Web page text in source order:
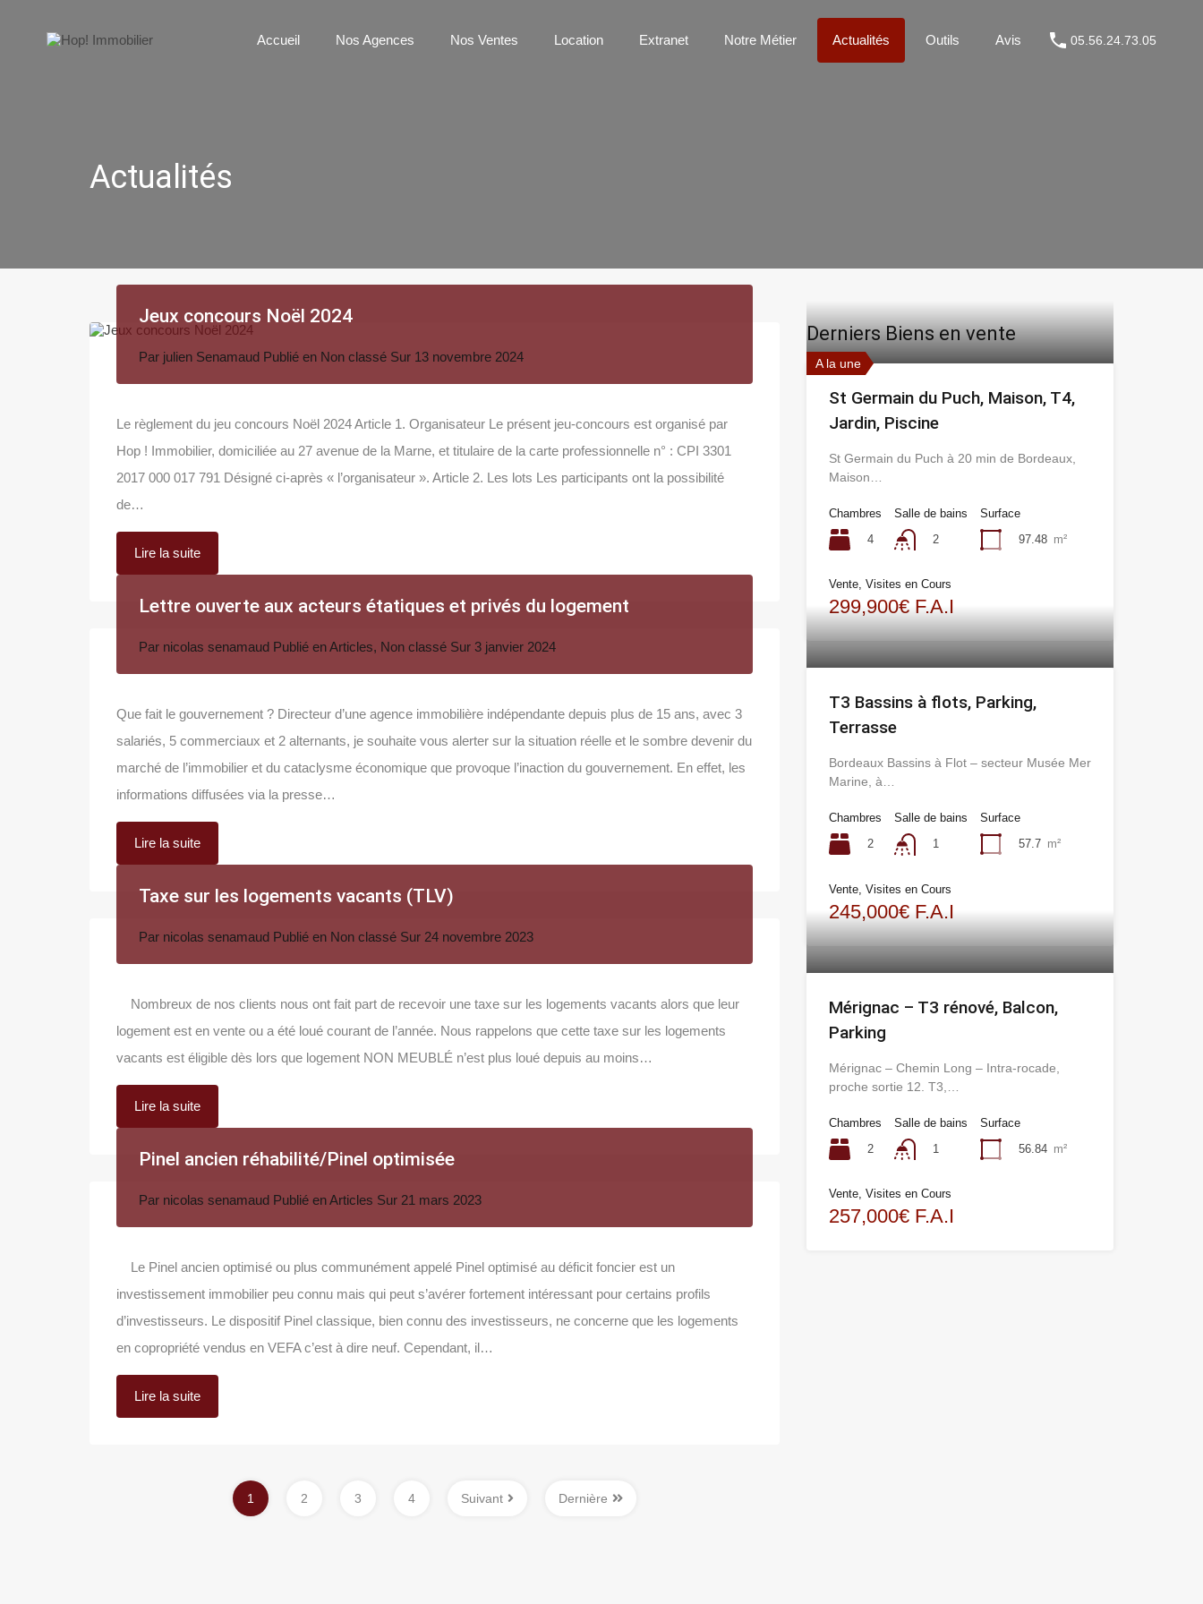
Accueil Nos Agences Nos Ventes Location Extranet Notre Métier Actualités 05.56.24.73.05
Accueil Nos Agences Nos Ventes Location Extranet Notre Métier Actualités Outils Avis 05.56.24.73.05
Actualités
Jeux concours Noël 2024
Par julien Senamaud Publié en Non classé Sur 13 novembre 2024
Le règlement du jeu concours Noël 2024 Article 1. Organisateur Le présent jeu-concours est organisé par
Hop ! Immobilier, domiciliée au 27 avenue de la Marne, et titulaire de la carte professionnelle n° : CPI 3301
2017 000 017 791 Désigné ci-après « l’organisateur ». Article 2. Les lots Les participants ont la possibilité
de…
Lire la suite
Lettre ouverte aux acteurs étatiques et privés du logement
Par nicolas senamaud Publié enArticles, Non classé Sur 3 janvier 2024
Que fait le gouvernement ? Directeur d’une agence immobilière indépendante depuis plus de 15 ans, avec 3
salariés, 5 commerciaux et 2 alternants, je souhaite vous alerter sur la situation réelle et le sombre devenir du
marché de l’immobilier et du cataclysme économique que provoque l’inaction du gouvernement. En effet, les
informations diffusées via la presse…
Lire la suite
Taxe sur les logements vacants (TLV)
Par nicolas senamaud Publié en Non classé Sur 24 novembre 2023
Nombreux de nos clients nous ont fait part de recevoir une taxe sur les logements vacants alors que leur
logement est en vente ou a été loué courant de l’année. Nous rappelons que cette taxe sur les logements
vacants est éligible dès lors que logement NON MEUBLÉ n’est plus loué depuis au moins…
Lire la suite
Pinel ancien réhabilité/Pinel optimisée
Par nicolas senamaud Publié enArticles Sur 21 mars 2023
Le Pinel ancien optimisé ou plus communément appelé Pinel optimisé au déficit foncier est un
investissement immobilier peu connu mais qui peut s’avérer fortement intéressant pour certains profils
d’investisseurs. Le dispositif Pinel classique, bien connu des investisseurs, ne concerne que les logements
en copropriété vendus en VEFA c’est à dire neuf. Cependant, il…
Lire la suite
1 2 3 4 Suivant Dernière
Derniers Biens en vente
A la une
St Germain du Puch, Maison, T4,
Jardin, Piscine
St Germain du Puch à 20 min de Bordeaux,
Maison…
Chambres
4
Salle de bains
2
Surface
97.48 m²
Vente, Visites en Cours
299,900€ F.A.I
T3 Bassins à flots, Parking,
Terrasse
Bordeaux Bassins à Flot – secteur Musée Mer
Marine, à…
Chambres
2
Salle de bains
1
Surface
57.7 m²
Vente, Visites en Cours
245,000€ F.A.I
Mérignac – T3 rénové, Balcon,
Parking
Mérignac – Chemin Long – Intra-rocade,
proche sortie 12. T3,…
Chambres
2
Salle de bains
1
Surface
56.84 m²
Vente, Visites en Cours
257,000€ F.A.I